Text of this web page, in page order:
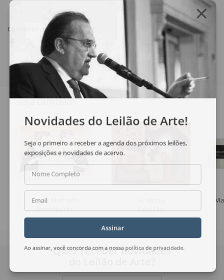
Compartilhar
Veja também
Juarez Machado
Bebedouras
Casa Flor
Novidades do Leilão de Arte!
Seja o primeiro a receber a agenda dos próximos leilões,
exposições e novidades de acervo.
Nome Completo
Email
Assinar
Ao assinar, você concorda com a nossa política de privacidade.
Quer receber novidades